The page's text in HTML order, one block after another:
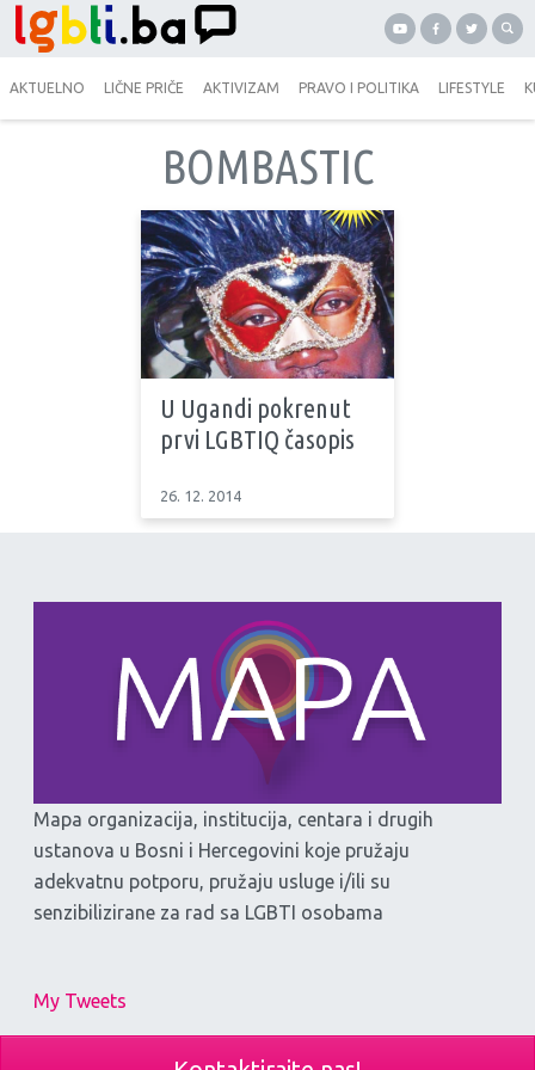
AKTUELNO LIČNE PRIČE AKTIVIZAM PRAVO I POLITIKA LIFESTYLE
BOMBASTIC
U Ugandi pokrenut
prvi LGBTIQ časopis
26. 12. 2014
Mapa organizacija, institucija, centara i drugih
ustanova u Bosni i Hercegovini koje pružaju
adekvatnu potporu, pružaju usluge i/ili su
senzibilizirane za rad sa LGBTI osobama
My Tweets